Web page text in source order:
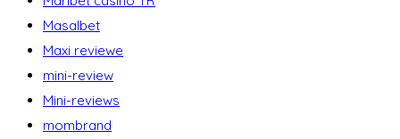
Masalbet
Maxi reviewe
mini-review
Mini-reviews
mombrand